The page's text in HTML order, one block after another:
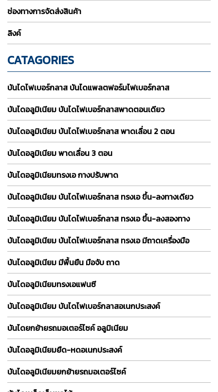
ช่องทางการจัดส่งสินค้า
ลิงค์
CATAGORIES
บันไดไฟเบอร์กลาส บันไดแพลตฟอร์มไฟเบอร์กลาส
บันไดอลูมิเนียม บันไดไฟเบอร์กลาสพาดตอนเดียว
บันไดอลูมิเนียม บันไดไฟเบอร์กลาส พาดเลื่อน 2 ตอน
บันไดอลูมิเนียม พาดเลื่อน 3 ตอน
บันไดอลูมิเนียมทรงเอ กางปรับพาด
บันไดอลูมิเนียม บันไดไฟเบอร์กลาส ทรงเอ ขึ้น-ลงทางเดียว
บันไดอลูมิเนียม บันไดไฟเบอร์กลาส ทรงเอ ขึ้น-ลงสองทาง
บันไดอลูมิเนียม บันไดไฟเบอร์กลาส ทรงเอ มีถาดเครื่องมือ
บันไดอลูมิเนียม มีพื้นยืน มือจับ ถาด
บันไดอลูมิเนียมทรงเอแฟนซี
บันไดอลูมิเนียม บันไดไฟเบอร์กลาสอเนกประสงค์
บันไดยกย้ายรถมอเตอร์ไซค์ อลูมิเนียม
บันไดอลูมิเนียมยืด-หดอเนกประสงค์
บันไดอลูมิเนียมยกย้ายรถมอเตอร์ไซค์